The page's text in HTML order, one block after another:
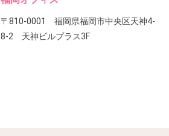
〒810-0001 福岡県福岡市中央区天神4-
8-2 天神ビルプラス3F